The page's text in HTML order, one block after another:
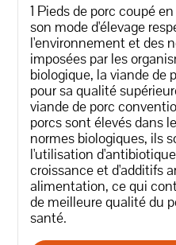
1 Pieds de porc coupé
son mode d'élevage
l'environnement et des
imposées par les
biologique, la viande de
pour sa qualité
viande de porc
porcs sont élevés dans
normes biologiques, ils
l'utilisation
croissance et d'additifs
alimentation, ce qui
de meilleure qualité du
santé.